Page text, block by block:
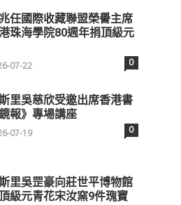
任國際收藏聯盟榮譽主席
珠海學院80週年捐頂級元
07-22 0
里吳慈欣受邀出席香港書
報》專場講座
07-19 0
里吳罡豪向莊世平博物館
級元青花宋汝窯9件瑰寶